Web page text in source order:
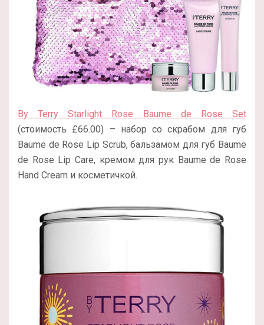
By Terry Starlight Rose Baume de Rose Set
(стоимость £66.00) – набор со скрабом для губ
Baume de Rose Lip Scrub, бальзамом для губ Baume
de Rose Lip Care, кремом для рук Baume de Rose
Hand Cream и косметичкой.